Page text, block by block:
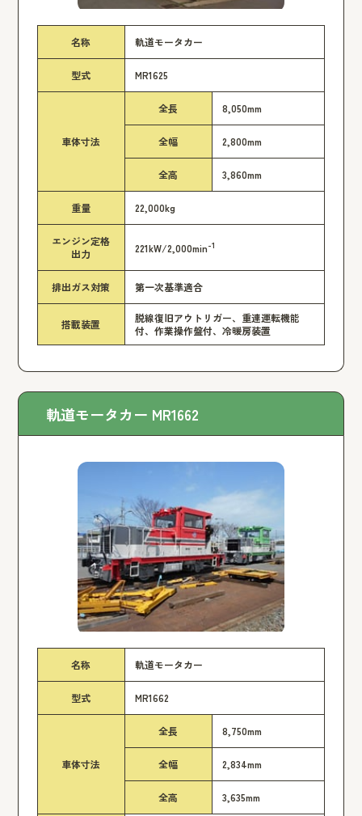
名称 軌道モータカー
型式 MR1625
車体寸法
全長 8,050mm
全幅 2,800mm
全高 3,860mm
重量 22,000kg
エンジン定格
出力
221kW/2,000min-1
排出ガス対策 第一次基準適合
搭載装置
脱線復旧アウトリガー、重連運転機能
付、作業操作盤付、冷暖房装置
軌道モータカー MR1662
名称 軌道モータカー
型式 MR1662
車体寸法
全長 8,750mm
全幅 2,834mm
全高 3,635mm